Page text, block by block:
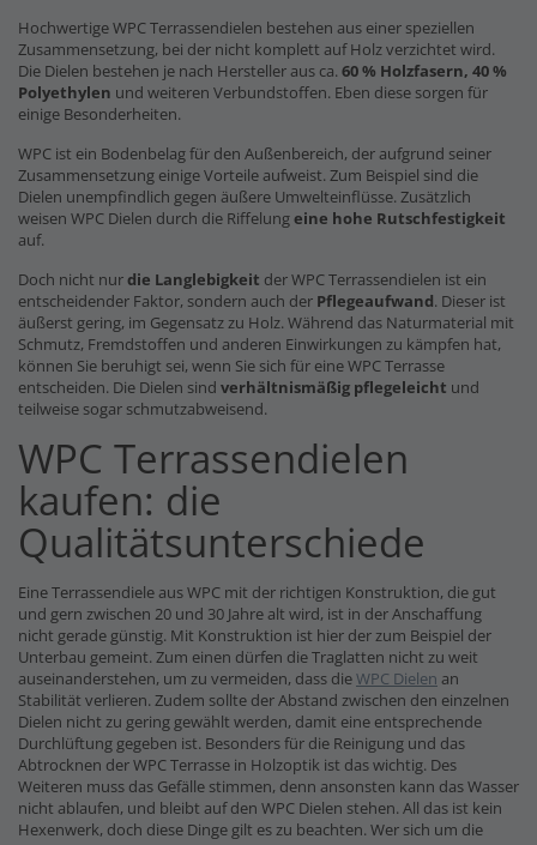
Hochwertige WPC Terrassendielen bestehen aus einer speziellen
Zusammensetzung, bei der nicht komplett auf Holz verzichtet wird.
Die Dielen bestehen je nach Hersteller aus ca. 60 % Holzfasern, 40 %
Polyethylen und weiteren Verbundstoffen. Eben diese sorgen für
einige Besonderheiten.
WPC ist ein Bodenbelag für den Außenbereich, der aufgrund seiner
Zusammensetzung einige Vorteile aufweist. Zum Beispiel sind die
Dielen unempfindlich gegen äußere Umwelteinflüsse. Zusätzlich
weisen WPC Dielen durch die Riffelungeine hohe Rutschfestigkeit
auf.
Doch nicht nurdie Langlebigkeit der WPC Terrassendielen ist ein
entscheidender Faktor, sondern auch der Pflegeaufwand. Dieser ist
äußerst gering, im Gegensatz zu Holz. Während das Naturmaterial mit
Schmutz, Fremdstoffen und anderen Einwirkungen zu kämpfen hat,
können Sie beruhigt sei, wenn Sie sich für eine WPC Terrasse
entscheiden. Die Dielen sind verhältnismäßig pflegeleicht und
teilweise sogar schmutzabweisend.
WPC Terrassendielen
kaufen: die
Qualitätsunterschiede
Eine Terrassendiele aus WPC mit der richtigen Konstruktion, die gut
und gern zwischen 20 und 30 Jahre alt wird, ist in der Anschaffung
nicht gerade günstig. Mit Konstruktion ist hier der zum Beispiel der
Unterbau gemeint. Zum einen dürfen die Traglatten nicht zu weit
auseinanderstehen, um zu vermeiden, dass dieWPC Dielen an
Stabilität verlieren. Zudem sollte der Abstand zwischen den einzelnen
Dielen nicht zu gering gewählt werden, damit eine entsprechende
Durchlüftung gegeben ist. Besonders für die Reinigung und das
Abtrocknen der WPC Terrasse in Holzoptik ist das wichtig. Des
Weiteren muss das Gefälle stimmen, denn ansonsten kann das Wasser
nicht ablaufen, und bleibt auf den WPC Dielen stehen. All das ist kein
Hexenwerk, doch diese Dinge gilt es zu beachten. Wer sich um die